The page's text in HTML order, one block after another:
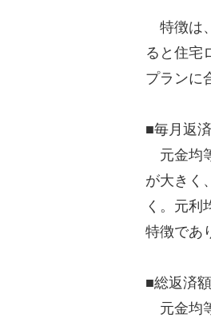
特徴は
ると住宅
プランに
■毎月返
元金均
が大きく
く。元利
特徴であ
■総返済
元金均